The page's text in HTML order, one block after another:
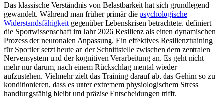
Das klassische Verständnis von Belastbarkeit hat sich grundlegend
gewandelt. Während man früher primär die psychologische
Widerstandsfähigkeit gegenüber Lebenskrisen betrachtete, definiert
die Sportwissenschaft im Jahr 2026 Resilienz als einen dynamischen
Prozess der neuronalen Anpassung. Ein effektives Resilienztraining
für Sportler setzt heute an der Schnittstelle zwischen dem zentralen
Nervensystem und der kognitiven Verarbeitung an. Es geht nicht
mehr nur darum, nach einem Rückschlag mental wieder
aufzustehen. Vielmehr zielt das Training darauf ab, das Gehirn so zu
konditionieren, dass es unter extremem physiologischem Stress
handlungsfähig bleibt und präzise Entscheidungen trifft.